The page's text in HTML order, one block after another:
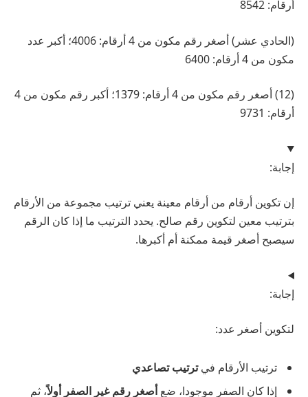
أرقام: 8542
(الحادي عشر) أصغر رقم مكون من 4 أرقام: 4006؛ أكبر عدد
مكون من 4 أرقام: 6400
(12) أصغر رقم مكون من 4 أرقام: 1379؛ أكبر رقم مكون من 4
أرقام: 9731
إجابة:
إن تكوين أرقام من أرقام معينة يعني ترتيب مجموعة من الأرقام
بترتيب معين لتكوين رقم صالح. يحدد الترتيب ما إذا كان الرقم
سيصبح أصغر قيمة ممكنة أم أكبرها.
إجابة:
لتكوين أصغر عدد:
ترتيب الأرقام فيترتيب تصاعدي
إذا كان الصفر موجودا، ضعأصغر رقم غير الصفر أولاً، ثم